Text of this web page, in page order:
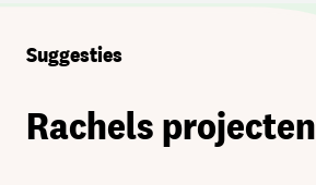
Suggesties
Rachels projecten